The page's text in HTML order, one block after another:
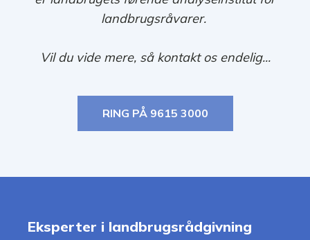
landbrugsråvarer.
Vil du vide mere, så kontakt os endelig...
RING PÅ 9615 3000
Eksperter i landbrugsrådgivning